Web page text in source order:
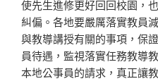
使先生進修更好回回校園，
糾偏。各地要嚴厲落實教員
與教導講授有關的事項，保
員待遇，監視落實任務教導
本地公事員的請求，真正讓